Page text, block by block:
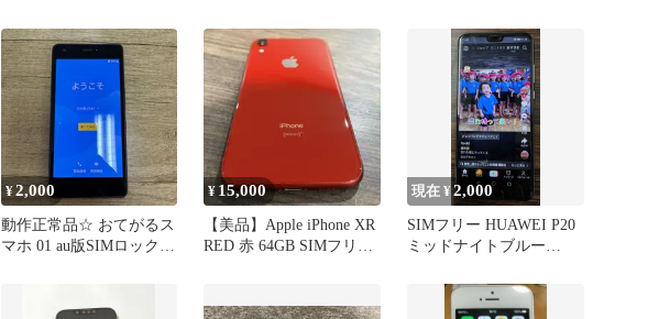
¥2,000
動作正常品☆ おてがるス
マホ 01 au版SIMロック解
¥ 15,000
【美品】Apple iPhone XR
RED 赤 64GB SIMフリー
現在 ¥2,000
SIMフリー HUAWEI P20
ミッドナイトブルー